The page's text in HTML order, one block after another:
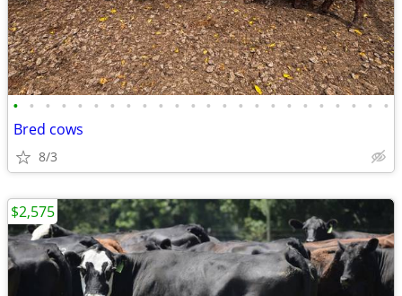
• • • • • • • • • • • • • • • • • • • • • • • •
Bred cows
8/3
$2,575